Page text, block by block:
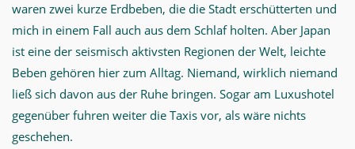
waren zwei kurze Erdbeben, die die Stadt erschütterten und
mich in einem Fall auch aus dem Schlaf holten. Aber Japan
ist eine der seismisch aktivsten Regionen der Welt, leichte
Beben gehören hier zum Alltag. Niemand, wirklich niemand
ließ sich davon aus der Ruhe bringen. Sogar am Luxushotel
gegenüber fuhren weiter die Taxis vor, als wäre nichts
geschehen.